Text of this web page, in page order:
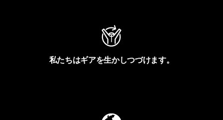
私たちはギアを生かしつづけます。